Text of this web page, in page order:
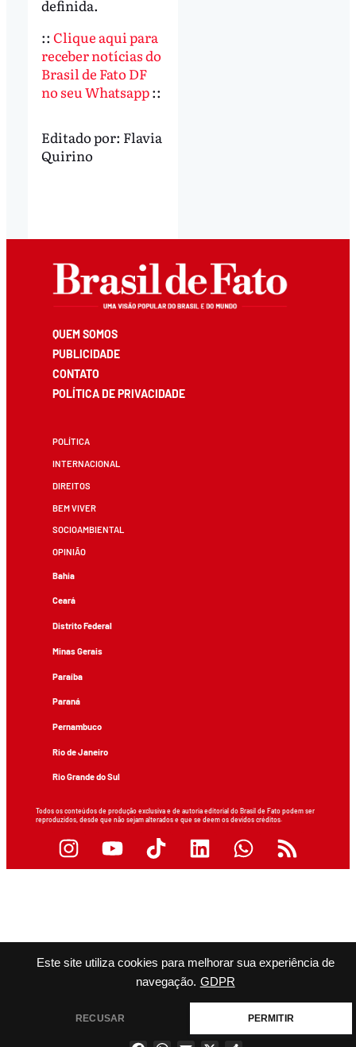
Este site utiliza cookies para melhorar sua experiência de
navegação. GDPR
RECUSAR PERMITIR
definida.
:: Clique aqui para
receber notícias do
Brasil de Fato DF
no seu Whatsapp::
Editado por: Flavia
Quirino
QUEM SOMOS
PUBLICIDADE
CONTATO
POLÍTICA DE PRIVACIDADE
POLÍTICA
INTERNACIONAL
DIREITOS
BEM VIVER
SOCIOAMBIENTAL
OPINIÃO
Bahia
Ceará
Distrito Federal
Minas Gerais
Paraíba
Paraná
Pernambuco
Rio de Janeiro
Rio Grande do Sul
Todos os conteúdos de produção exclusiva e de autoria editorial do Brasil de Fato podem ser
reproduzidos, desde que não sejam alterados e que se deem os devidos créditos.